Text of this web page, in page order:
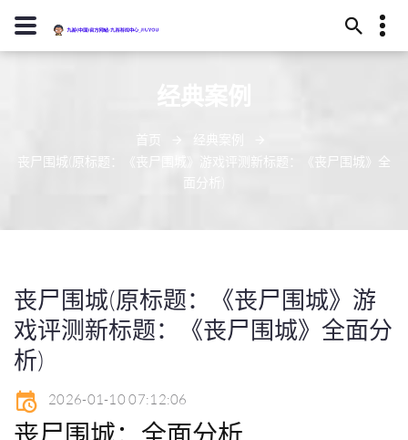
丧尸围城(原标题：《丧尸围城》游戏评测新标题：《丧尸围城》全
丧尸围城(原标题：《丧尸围城》游
戏评测新标题：《丧尸围城》全面分
析)
2026-01-10 07:12:06